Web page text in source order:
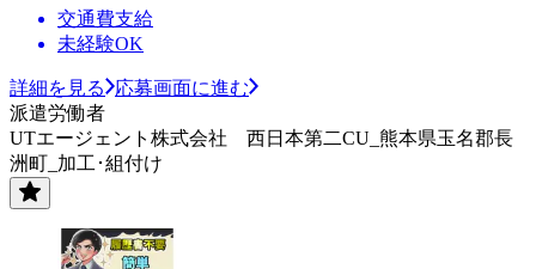
交通費支給
未経験OK
詳細を見る
応募画面に進む
派遣労働者
UTエージェント株式会社 西日本第二CU_熊本県玉名郡長
洲町_加工･組付け